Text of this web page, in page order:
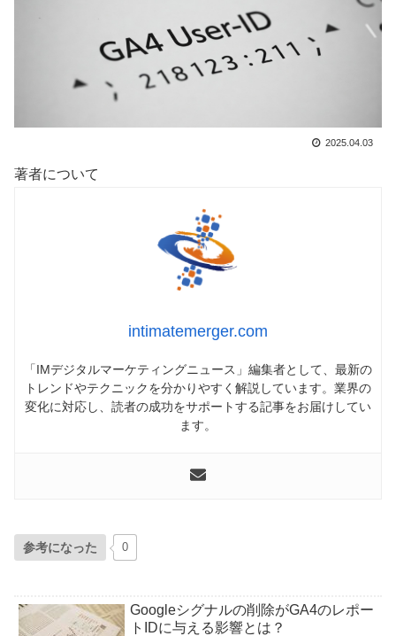
2025.04.03
著者について
intimatemerger.com
「IMデジタルマーケティングニュース」編集者として、最新の
トレンドやテクニックを分かりやすく解説しています。業界の
変化に対応し、読者の成功をサポートする記事をお届けしてい
ます。
参考になった 0
Googleシグナルの削除がGA4のレポー
トIDに与える影響とは？